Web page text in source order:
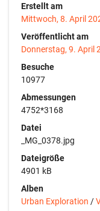
Erstellt am
Mittwoch, 8. April
Veröffentlicht am
Donnerstag, 9. April
Besuche
10977
Abmessungen
4752*3168
Datei
_MG_0378.jpg
Dateigröße
4901 kB
Alben
Urban Exploration /